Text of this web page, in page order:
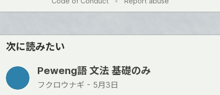
次に読みたい
Peweng語 文法 基礎のみ
フクロウナギ - 5月3日